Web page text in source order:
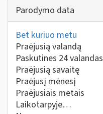
Parodymo data
Bet kuriuo metu
Praėjusią valandą
Paskutines 24 valandas
Praėjusią savaitę
Praėjusį mėnesį
Praėjusiais metais
Laikotarpyje…